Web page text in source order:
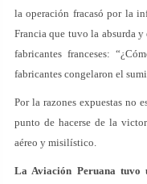
la operación fracasó por la
Francia que tuvo la absurda
fabricantes franceses:
fabricantes congelaron el
Por la razones expuestas no
punto de hacerse de la
aéreo y misilístico.
La Aviación Peruana tuvo